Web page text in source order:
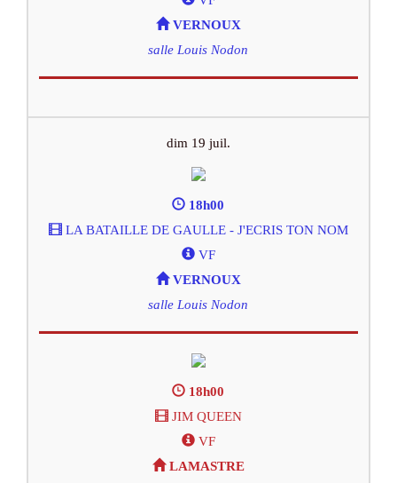
VERNOUX
salle Louis Nodon
dim 19 juil.
18h00
LA BATAILLE DE GAULLE - J'ECRIS TON NOM
VF
VERNOUX
salle Louis Nodon
18h00
JIM QUEEN
VF
LAMASTRE